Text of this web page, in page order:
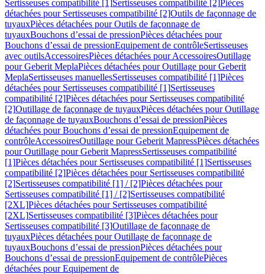
Sertisseuses compatibilité [1]Sertisseuses compatibilité [2]Pièces
détachées pour Sertisseuses compatibilité [2]Outils de façonnage de
tuyauxPièces détachées pour Outils de façonnage de
tuyauxBouchons d’essai de pressionPièces détachées pour
Bouchons d’essai de pressionEquipement de contrôleSertisseuses
avec outilsAccessoiresPièces détachées pour AccessoiresOutillage
pour Geberit MeplaPièces détachées pour Outillage pour Geberit
MeplaSertisseuses manuellesSertisseuses compatibilité [1]Pièces
détachées pour Sertisseuses compatibilité [1]Sertisseuses
compatibilité [2]Pièces détachées pour Sertisseuses compatibilité
[2]Outillage de façonnage de tuyauxPièces détachées pour Outillage
de façonnage de tuyauxBouchons d’essai de pressionPièces
détachées pour Bouchons d’essai de pressionEquipement de
contrôleAccessoiresOutillage pour Geberit MapressPièces détachées
pour Outillage pour Geberit MapressSertisseuses compatibilité
[1]Pièces détachées pour Sertisseuses compatibilité [1]Sertisseuses
compatibilité [2]Pièces détachées pour Sertisseuses compatibilité
[2]Sertisseuses compatibilité [1] / [2]Pièces détachées pour
Sertisseuses compatibilité [1] / [2]Sertisseuses compatibilité
[2XL]Pièces détachées pour Sertisseuses compatibilité
[2XL]Sertisseuses compatibilité [3]Pièces détachées pour
Sertisseuses compatibilité [3]Outillage de façonnage de
tuyauxPièces détachées pour Outillage de façonnage de
tuyauxBouchons d’essai de pressionPièces détachées pour
Bouchons d’essai de pressionEquipement de contrôlePièces
détachées pour Equipement de